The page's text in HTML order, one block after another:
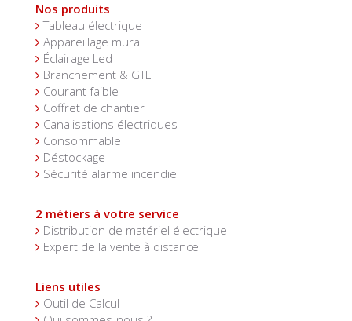
Nos produits
Tableau électrique
Appareillage mural
Éclairage Led
Branchement & GTL
Courant faible
Coffret de chantier
Canalisations électriques
Consommable
Déstockage
Sécurité alarme incendie
2 métiers à votre service
Distribution de matériel électrique
Expert de la vente à distance
Liens utiles
Outil de Calcul